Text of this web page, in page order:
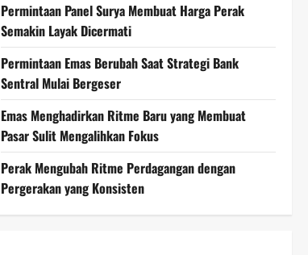
Permintaan Panel Surya Membuat Harga Perak
Semakin Layak Dicermati
Permintaan Emas Berubah Saat Strategi Bank
Sentral Mulai Bergeser
Emas Menghadirkan Ritme Baru yang Membuat
Pasar Sulit Mengalihkan Fokus
Perak Mengubah Ritme Perdagangan dengan
Pergerakan yang Konsisten